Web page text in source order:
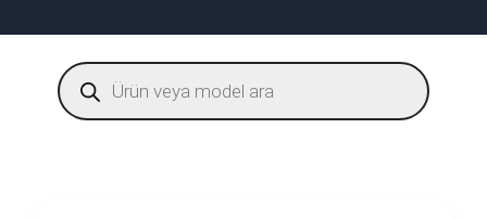
Products
search